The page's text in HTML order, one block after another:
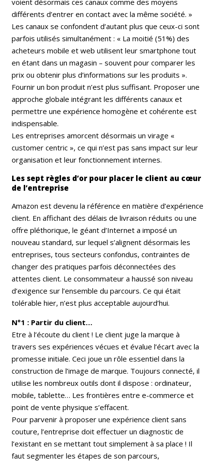
différents d’entrer en contact avec la même société. »
Les canaux se confondent d’autant plus que ceux-ci sont
parfois utilisés simultanément : « La moitié (51%) des
acheteurs mobile et web utilisent leur smartphone tout
en étant dans un magasin – souvent pour comparer les
prix ou obtenir plus d’informations sur les produits ».
Fournir un bon produit n’est plus suffisant. Proposer une
approche globale intégrant les différents canaux et
permettre une expérience homogène et cohérente est
indispensable.
Les entreprises amorcent désormais un virage «
customer centric », ce qui n’est pas sans impact sur leur
organisation et leur fonctionnement internes.
Les sept règles d’or pour placer le client au cœur
de l’entreprise
Amazon est devenu la référence en matière d’expérience
client. En affichant des délais de livraison réduits ou une
offre pléthorique, le géant d’Internet a imposé un
nouveau standard, sur lequel s’alignent désormais les
entreprises, tous secteurs confondus, contraintes de
changer des pratiques parfois déconnectées des
attentes client. Le consommateur a haussé son niveau
d’exigence sur l’ensemble du parcours. Ce qui était
tolérable hier, n’est plus acceptable aujourd’hui.
N°1 : Partir du client…
Etre à l’écoute du client ! Le client juge la marque à
travers ses expériences vécues et évalue l’écart avec la
promesse initiale. Ceci joue un rôle essentiel dans la
construction de l’image de marque. Toujours connecté, il
utilise les nombreux outils dont il dispose : ordinateur,
mobile, tablette… Les frontières entre e-commerce et
point de vente physique s’effacent.
Pour parvenir à proposer une expérience client sans
couture, l’entreprise doit effectuer un diagnostic de
l’existant en se mettant tout simplement à sa place ! Il
faut segmenter les étapes de son parcours,